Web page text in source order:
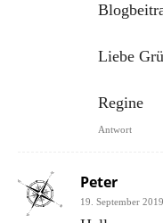
Liebe
Regine
Antwort
Peter
19. September